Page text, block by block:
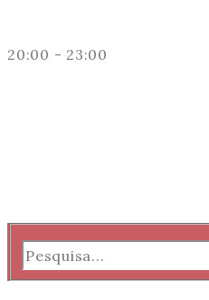
20:00 - 23:00